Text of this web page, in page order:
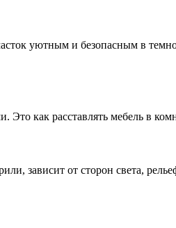
уютным и безопасным в
как расставлять мебель в
зависит от сторон света,